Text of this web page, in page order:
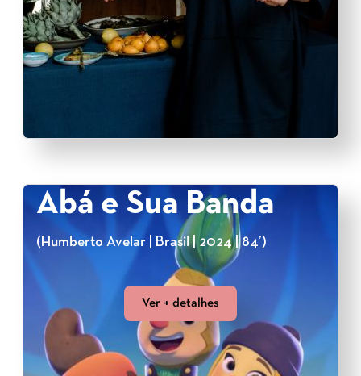
Abá e Sua Banda
(Humberto Avelar | Brasil | 2024 | 84’)
Ver + detalhes